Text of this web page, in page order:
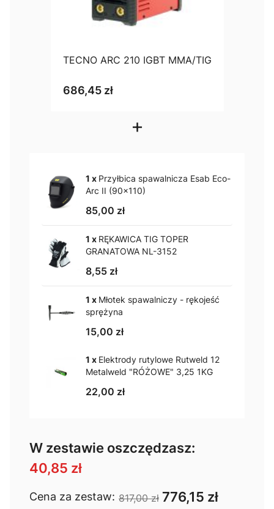
TECNO ARC 210 IGBT MMA/TIG
686,45 zł
+
1 x Przyłbica spawalnicza Esab Eco-
Arc II (90x110)
85,00 zł
1 x RĘKAWICA TIG TOPER
GRANATOWA NL-3152
8,55 zł
1 x Młotek spawalniczy - rękojeść
sprężyna
15,00 zł
1 x Elektrody rutylowe Rutweld 12
Metalweld "RÓŻOWE" 3,25 1KG
22,00 zł
W zestawie oszczędzasz:
40,85 zł
Cena za zestaw: 817,00 zł 776,15 zł